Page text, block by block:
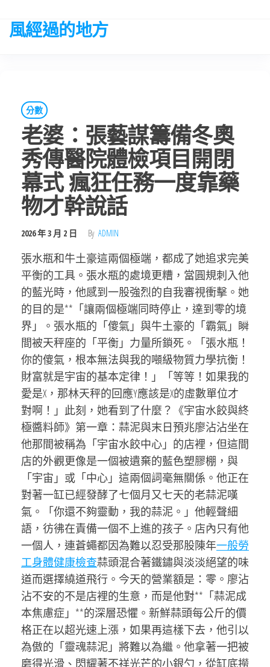
the
風經過的地方
分數
老婆：張藝謀籌備冬奧
秀傳醫院體檢項目開閉
幕式 瘋狂任務一度靠藥
物才幹說話
2026 年 3 月 2 日 By ADMIN
張水瓶和牛土豪這兩個極端，都成了她追求完美
平衡的工具。張水瓶的處境更糟，當圓規刺入他
的藍光時，他感到一股強烈的自我審視衝擊。她
的目的是**「讓兩個極端同時停止，達到零的境
界」。張水瓶的「傻氣」與牛土豪的「霸氣」瞬
間被天秤座的「平衡」力量所鎖死。「張水瓶！
你的傻氣，根本無法與我的噸級物質力學抗衡！
財富就是宇宙的基本定律！」「等等！如果我的
愛是X，那林天秤的回應Y應該是X的虛數單位才
對啊！」此刻，她看到了什麼？《宇宙水餃與終
極醬料師》第一章：蒜泥與末日預兆廖沾沾坐在
他那間被稱為「宇宙水餃中心」的店裡，但這間
店的外觀更像是一個被遺棄的藍色塑膠棚，與
「宇宙」或「中心」這兩個詞毫無關係。他正在
對著一缸已經發酵了七個月又七天的老蒜泥嘆
氣。「你還不夠靈動，我的蒜泥。」他輕聲細
語，彷彿在責備一個不上進的孩子。店內只有他
一個人，連蒼蠅都因為難以忍受那股陳年一般勞
工身體健康檢查蒜頭混合著鐵鏽與淡淡絕望的味
道而選擇繞道飛行。今天的營業額是：零。廖沾
沾不安的不是店裡的生意，而是他對**「蒜泥成
本焦慮症」**的深層恐懼。新鮮蒜頭每公斤的價
格正在以超光速上漲，如果再這樣下去，他引以
為傲的「靈魂蒜泥」將難以為繼。他拿著一把被
磨得光滑、閃耀著不祥光芒的小銀勺，從缸底撈